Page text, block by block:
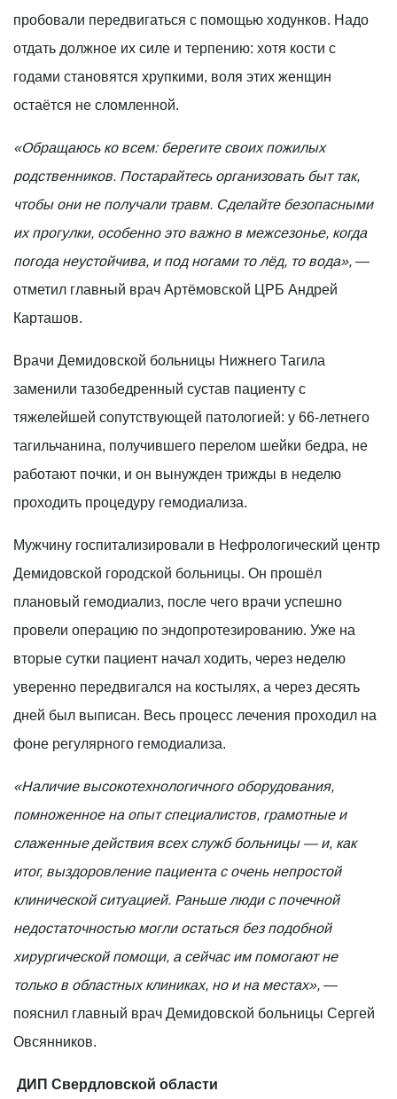
пробовали передвигаться с помощью ходунков. Надо
отдать должное их силе и терпению: хотя кости с
годами становятся хрупкими, воля этих женщин
остаётся не сломленной.
«Обращаюсь ко всем: берегите своих пожилых
родственников. Постарайтесь организовать быт так,
чтобы они не получали травм. Сделайте безопасными
их прогулки, особенно это важно в межсезонье, когда
погода неустойчива, и под ногами то лёд, то вода», —
отметил главный врач Артёмовской ЦРБ Андрей
Карташов.
Врачи Демидовской больницы Нижнего Тагила
заменили тазобедренный сустав пациенту с
тяжелейшей сопутствующей патологией: у 66-летнего
тагильчанина, получившего перелом шейки бедра, не
работают почки, и он вынужден трижды в неделю
проходить процедуру гемодиализа.
Мужчину госпитализировали в Нефрологический центр
Демидовской городской больницы. Он прошёл
плановый гемодиализ, после чего врачи успешно
провели операцию по эндопротезированию. Уже на
вторые сутки пациент начал ходить, через неделю
уверенно передвигался на костылях, а через десять
дней был выписан. Весь процесс лечения проходил на
фоне регулярного гемодиализа.
«Наличие высокотехнологичного оборудования,
помноженное на опыт специалистов, грамотные и
слаженные действия всех служб больницы — и, как
итог, выздоровление пациента с очень непростой
клинической ситуацией. Раньше люди с почечной
недостаточностью могли остаться без подобной
хирургической помощи, а сейчас им помогают не
только в областных клиниках, но и на местах», —
пояснил главный врач Демидовской больницы Сергей
Овсянников.
ДИП Свердловской области